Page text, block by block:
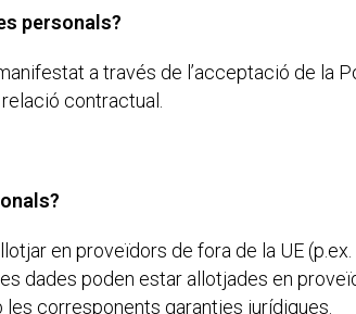
personals?
a través de l’acceptació de la
contractual.
en proveïdors de fora de la UE
dades poden estar allotjades en
corresponents garanties jurídiques.